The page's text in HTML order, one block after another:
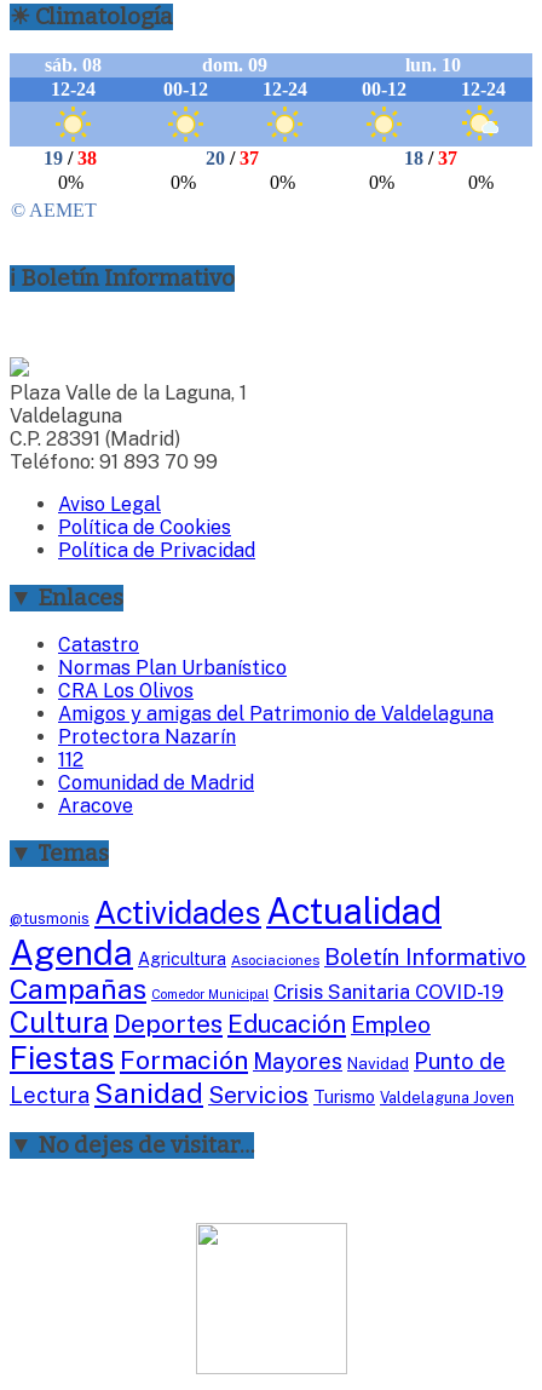
☀ Climatología
ℹ Boletín Informativo
Plaza Valle de la Laguna, 1
Valdelaguna
C.P. 28391 (Madrid)
Teléfono: 91 893 70 99
Aviso Legal
Política de Cookies
Política de Privacidad
▼ Enlaces
Catastro
Normas Plan Urbanístico
CRA Los Olivos
Amigos y amigas del Patrimonio de Valdelaguna
Protectora Nazarín
112
Comunidad de Madrid
Aracove
▼ Temas
@tusmonis ActividadesActualidad
Agenda Agricultura Asociaciones Boletín Informativo
Campañas Comedor Municipal Crisis Sanitaria COVID-19
Cultura Deportes Educación Empleo
Fiestas Formación Mayores Navidad Punto de
Lectura Sanidad Servicios Turismo Valdelaguna Joven
▼ No dejes de visitar…